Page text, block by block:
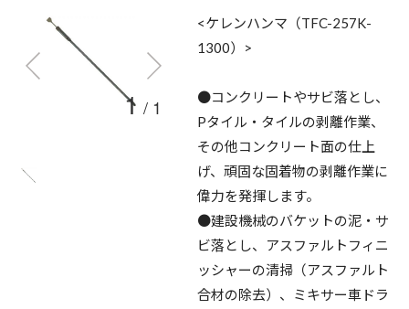
1 / 1
<ケレンハンマ（TFC-257K-
1300）>
●コンクリートやサビ落とし、
Pタイル・タイルの剥離作業、
その他コンクリート面の仕上
げ、頑固な固着物の剥離作業に
偉力を発揮します。
●建設機械のバケットの泥・サ
ビ落とし、アスファルトフィニ
ッシャーの清掃（アスファルト
合材の除去）、ミキサー車ドラ